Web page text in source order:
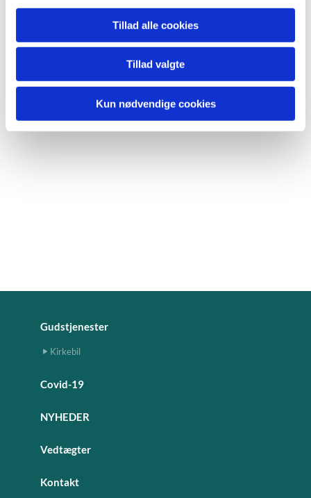
Tillad alle cookies
Tillad valgte
Kun nødvendige cookies
Gudstjenester
Kirkebil
Covid-19
NYHEDER
Vedtægter
Kontakt